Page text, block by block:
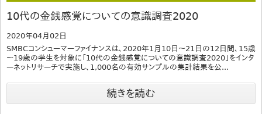
10代の金銭感覚についての意識調査2020
2020年04月02日
SMBCコンシューマーファイナンスは、2020年1月10日～21日の12日間、15歳
～19歳の学生を対象に「10代の金銭感覚についての意識調査2020」をインタ
ーネットリサーチで実施し、1,000名の有効サンプルの集計結果を公...
続きを読む